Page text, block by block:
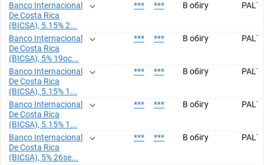
Banco Internacional
De Costa Rica
(BICSA), 5.15% 2...
*** *** В обігу
Banco Internacional
De Costa Rica
(BICSA), 5% 19oc...
*** *** В обігу
Banco Internacional
De Costa Rica
(BICSA), 5.15% 1...
*** *** В обігу
Banco Internacional
De Costa Rica
(BICSA), 5.15% 1...
*** *** В обігу
Banco Internacional
De Costa Rica
(BICSA), 5% 26se...
*** *** В обігу